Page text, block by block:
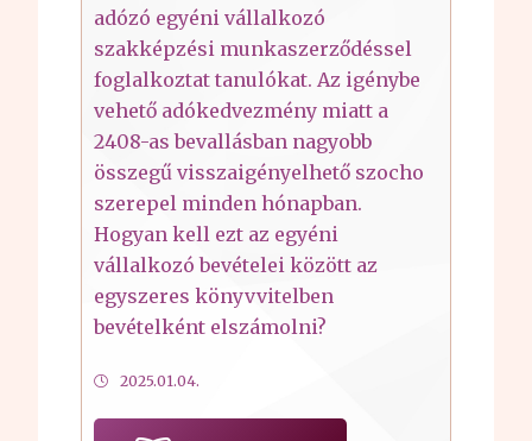
adózó egyéni vállalkozó
szakképzési munkaszerződéssel
foglalkoztat tanulókat. Az igénybe
vehető adókedvezmény miatt a
2408-as bevallásban nagyobb
összegű visszaigényelhető szocho
szerepel minden hónapban.
Hogyan kell ezt az egyéni
vállalkozó bevételei között az
egyszeres könyvvitelben
bevételként elszámolni?
2025.01.04.